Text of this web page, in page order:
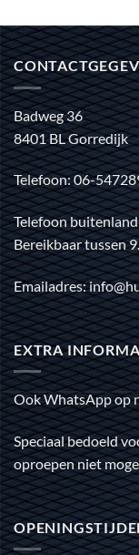
Badweg 36
8401 BL Gorredijk
Telefoon: 06-
Telefoon
Bereikbaar tussen
Emailadres:
EXTRA
Ook WhatsApp op
Speciaal bedoeld
oproepen niet